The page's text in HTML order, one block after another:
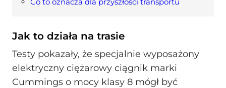
Jak to działa na trasie
Testy pokazały, że specjalnie wyposażony
elektryczny ciężarowy ciągnik marki
Cummings o mocy klasy 8 mógł być